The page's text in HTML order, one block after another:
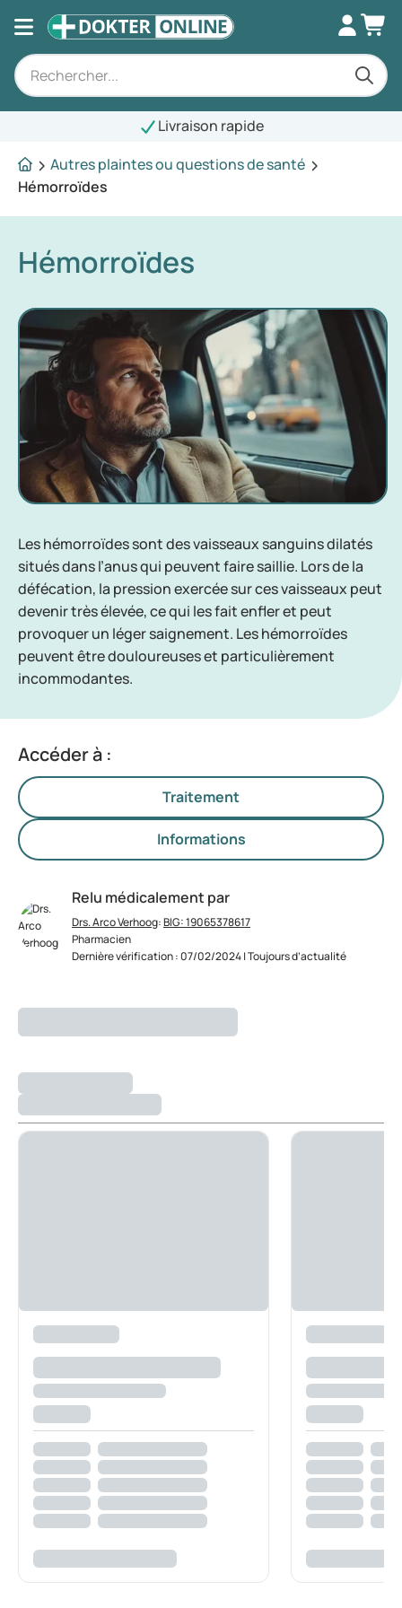
Livraison rapide
Autres plaintes ou questions de santé
Hémorroïdes
Hémorroïdes
Les hémorroïdes sont des vaisseaux sanguins dilatés
situés dans l’anus qui peuvent faire saillie. Lors de la
défécation, la pression exercée sur ces vaisseaux peut
devenir très élevée, ce qui les fait enfler et peut
provoquer un léger saignement. Les hémorroïdes
peuvent être douloureuses et particulièrement
incommodantes.
Accéder à :
Traitement
Informations
Relu médicalement par
Drs. Arco Verhoog:BIG: 19065378617
Pharmacien
Dernière vérification : 07/02/2024 | Toujours d’actualité